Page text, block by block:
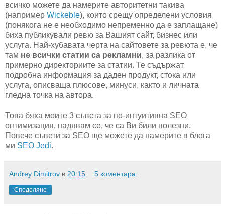
всичко можете да намерите авторитетни такива
(например Wickeble), които срещу определени условия
(понякога не е необходимо непременно да е заплащане)
биха публикували ревю за Вашият сайт, бизнес или
услуга. Най-хубавата черта на сайтовете за ревюта е, че
там не всички статии са рекламни, за разлика от
примерно директориите за статии. Те съдържат
подробна информация за даден продукт, стока или
услуга, описваща плюсове, минуси, както и личната
гледна точка на автора.
Това бяха моите 3 съвета за по-интуитивна SEO
оптимизация, надявам се, че са Ви били полезни.
Повече съвети за SEO ще можете да намерите в блога
ми SEO Jedi.
Andrey Dimitrov в 20:15 5 коментара:
Споделяне